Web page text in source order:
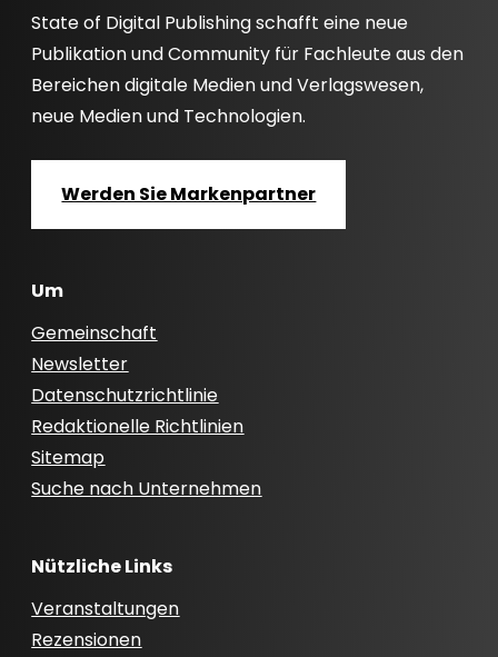
State of Digital Publishing schafft eine neue
Publikation und Community für Fachleute aus den
Bereichen digitale Medien und Verlagswesen,
neue Medien und Technologien.
Werden Sie Markenpartner
Um
Gemeinschaft
Newsletter
Datenschutzrichtlinie
Redaktionelle Richtlinien
Sitemap
Suche nach Unternehmen
Nützliche Links
Veranstaltungen
Rezensionen